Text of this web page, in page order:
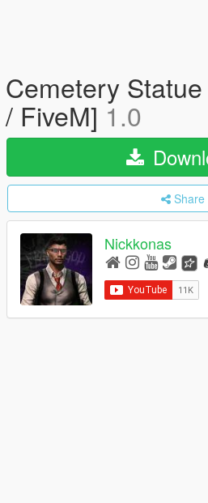
Cemetery
/ FiveM] 1.0
Share
Nickkonas